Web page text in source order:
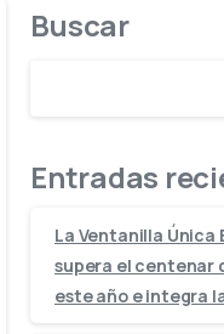
Buscar
Entradas
La Ventanilla Única
supera el centenar
este año e integra